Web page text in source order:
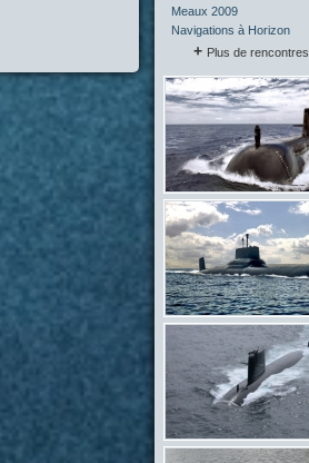
Meaux 2009
Navigations à Horizon
Plus de rencontres